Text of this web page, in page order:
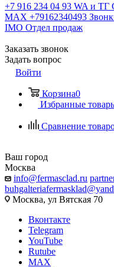
+7 916 234 04 93 WA и ТГ
MAX +79162340493
IMO Отдел продаж
Заказать звонок
Задать вопрос
Войти
Корзина0
Избранные
Сравнение
Ваш город
Москва
info@fermasclad.ru
Москва, ул Вятская 70
Вконтакте
Telegram
YouTube
Rutube
MAX